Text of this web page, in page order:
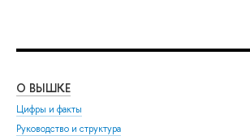
О ВЫШКЕ
Цифры и факты
Руководство и структура